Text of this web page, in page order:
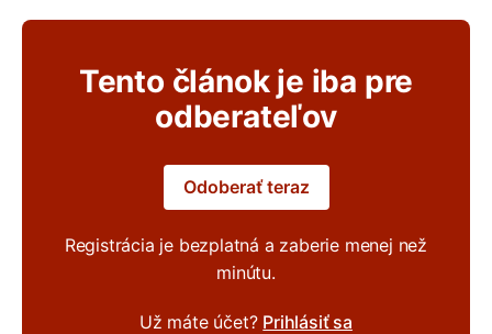
Tento článok je iba pre
odberateľov
Odoberať teraz
Registrácia je bezplatná a zaberie menej než
minútu.
Už máte účet? Prihlásiť sa